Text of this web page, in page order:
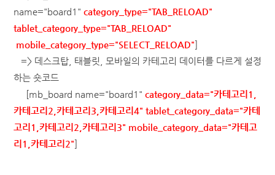
name="board1" category_type="TAB_RELOAD"
tablet_ category_type="TAB_RELOAD"
mobile_category_type="SELECT_RELOAD"]
=> 데스크탑, 태블릿, 모바일의 카테고리 데이터를 다르게 설정
하는 숏코드
[mb_board name="board1" category_data="카테고리1,
카테고리2 ,카테고리3 ,카테고리4" tablet_ category_data="카테
고리1,카테고리2 ,카테고리3" mobile_category_data="카테고
리1,카테고리2"]